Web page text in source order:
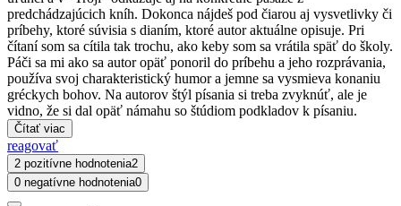
predchádzajúcich kníh. Dokonca nájdeš pod čiarou aj vysvetlivky či
príbehy, ktoré súvisia s dianím, ktoré autor aktuálne opisuje. Pri
čítaní som sa cítila tak trochu, ako keby som sa vrátila späť do školy.
Páči sa mi ako sa autor opäť ponoril do príbehu a jeho rozprávania,
používa svoj charakteristický humor a jemne sa vysmieva konaniu
gréckych bohov. Na autorov štýl písania si treba zvyknúť, ale je
vidno, že si dal opäť námahu so štúdiom podkladov k písaniu.
Čítať viac
reagovať
2 pozitívne hodnotenia2
0 negatívne hodnotenia0